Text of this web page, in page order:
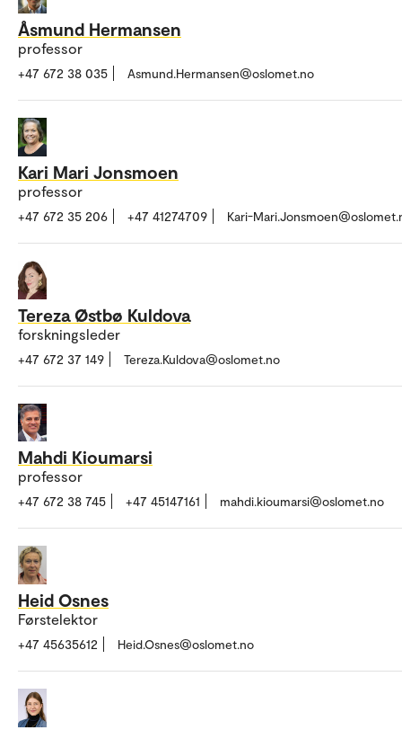
Åsmund Hermansen
professor
+47 672 38 035 Asmund.Hermansen@oslomet.no
Kari Mari Jonsmoen
professor
+47 672 35 206 +47 41274709 Kari-
Tereza Østbø Kuldova
forskningsleder
+47 672 37 149 Tereza.Kuldova@oslomet.no
Mahdi Kioumarsi
professor
+47 672 38 745 +47 45147161 mahdi.kioumarsi@oslomet.no
Heid Osnes
Førstelektor
+47 45635612 Heid.Osnes@oslomet.no